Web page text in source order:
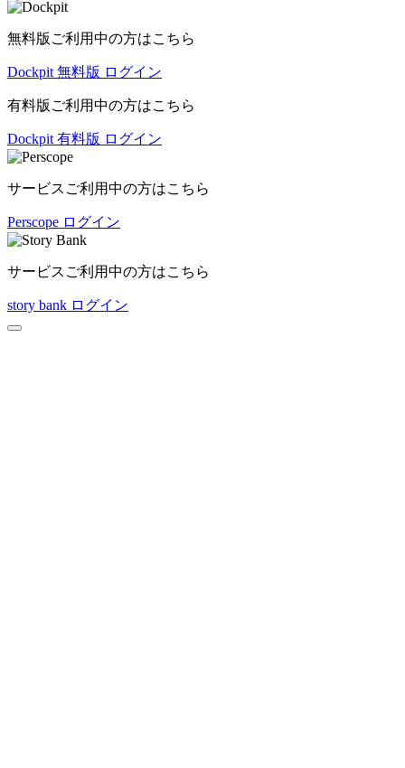
無料版ご利用中の方はこちら
Dockpit 無料版 ログイン
有料版ご利用中の方はこちら
Dockpit 有料版 ログイン
サービスご利用中の方はこちら
Perscope ログイン
サービスご利用中の方はこちら
story bank ログイン